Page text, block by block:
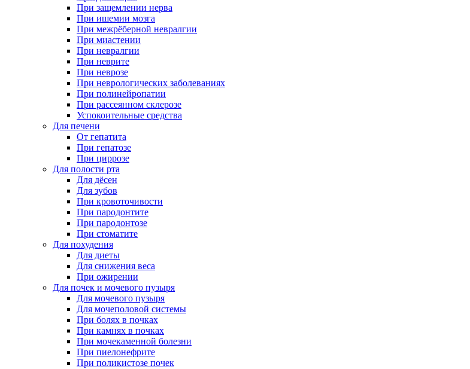
При защемлении нерва
При ишемии мозга
При межрёберной невралгии
При миастении
При невралгии
При неврите
При неврозе
При неврологических заболеваниях
При полинейропатии
При рассеянном склерозе
Успокоительные средства
Для печени
От гепатита
При гепатозе
При циррозе
Для полости рта
Для дёсен
Для зубов
При кровоточивости
При пародонтите
При пародонтозе
При стоматите
Для похудения
Для диеты
Для снижения веса
При ожирении
Для почек и мочевого пузыря
Для мочевого пузыря
Для мочеполовой системы
При болях в почках
При камнях в почках
При мочекаменной болезни
При пиелонефрите
При поликистозе почек